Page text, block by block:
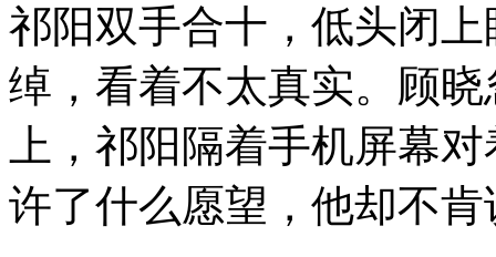
祁阳双手合十，低头闭
绰，看着不太真实。顾
上，祁阳隔着手机屏幕
许了什么愿望，他却不肯